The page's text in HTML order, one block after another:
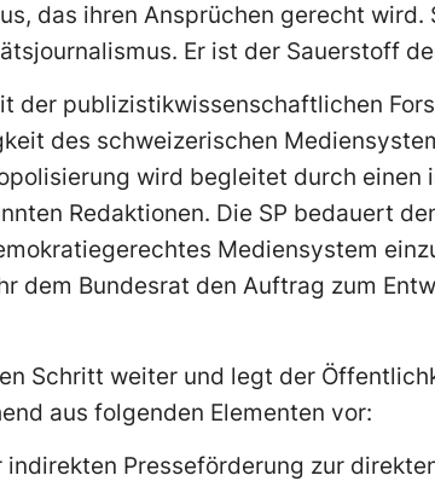
das ihren Ansprüchen gerecht
Er ist der Sauerstoff
der publizistikwissenschaftlichen
des schweizerischen
wird begleitet durch einen
Redaktionen. Die SP bedauert
Mediensystem
dem Bundesrat den Auftrag zum
Schritt weiter und legt der
aus folgenden Elementen vor:
indirekten Presseförderung zur